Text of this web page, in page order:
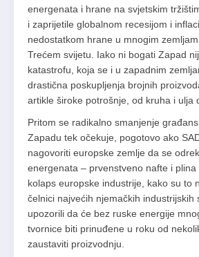
energenata i hrane na svjetskim
i zaprijetile globalnom recesijom i
nedostatkom hrane u mnogim
Trećem svijetu. Iako ni bogati Zapad
katastrofu, koja se i u zapadnim
drastična poskupljenja brojnih
artikle široke potrošnje, od kruha i ulja
Pritom se radikalno smanjenje
Zapadu tek očekuje, pogotovo ako
nagovoriti europske zemlje da se
energenata – prvenstveno nafte i
kolaps europske industrije, kako su to
čelnici najvećih njemačkih industrijskih
upozorili da će bez ruske energije
tvornice biti prinuđene u roku od
zaustaviti proizvodnju.